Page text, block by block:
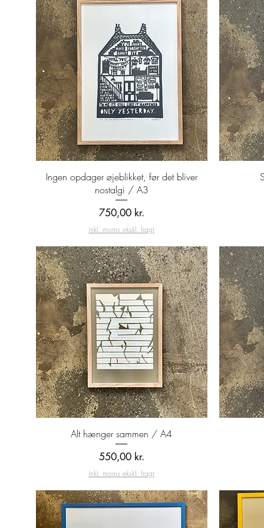
Hurtigvisning
Ingen opdager øjeblikket, før det bliver
nostalgi / A3
Pris
750,00 kr.
inkl. moms ekskl. fragt
Hurtigvisning
Alt hænger sammen / A4
Pris
550,00 kr.
inkl. moms ekskl. fragt